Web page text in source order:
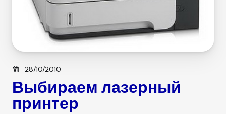
Posted on
28/10/2010
Выбираем лазерный
принтер